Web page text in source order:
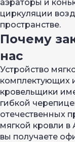
аэраторы и
циркуляции
пространстве.
Почему
нас
Устройство
комплектующих
кровельщики
гибкой
отечественных
мягкой кровли в
вы получаете